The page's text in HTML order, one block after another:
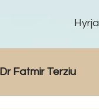
Hyrja
Dr Fatmir Terziu